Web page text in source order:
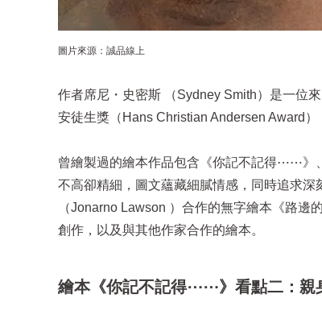
圖片來源：誠品線上
作者席尼・史密斯 （Sydney Smith）是一位
安徒生獎（Hans Christian Andersen Award）
曾繪製過的繪本作品包含《你記不記得⋯⋯》
不高卻精細，圖文蘊藏細膩情感，同時追求
（Jonarno Lawson ）合作的無字繪本《路
創作，以及與其他作家合作的繪本。
繪本《你記不記得⋯⋯》看點二：親